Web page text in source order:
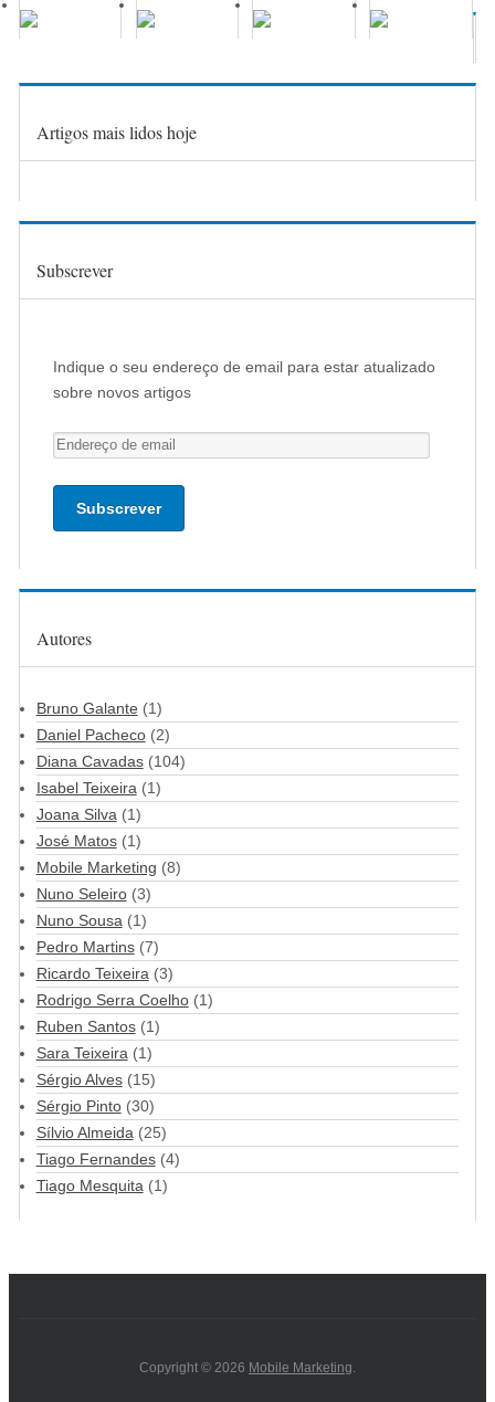
Artigos mais lidos hoje
Subscrever
Indique o seu endereço de email para estar atualizado
sobre novos artigos
Endereço
Autores
Bruno Galante (1)
Daniel Pacheco(2)
Diana Cavadas(104)
Isabel Teixeira(1)
Joana Silva(1)
José Matos(1)
Mobile Marketing (8)
Nuno Seleiro(3)
Nuno Sousa(1)
Pedro Martins(7)
Ricardo Teixeira(3)
Rodrigo Serra Coelho(1)
Ruben Santos(1)
Sara Teixeira(1)
Sérgio Alves(15)
Sérgio Pinto(30)
Sílvio Almeida(25)
Tiago Fernandes(4)
Tiago Mesquita(1)
Copyright © 2026 Mobile Marketing.